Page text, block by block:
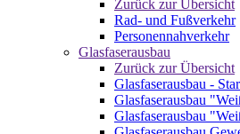
Zurück zur Übersicht
Rad- und Fußverkehr
Personennahverkehr
Glasfaserausbau
Zurück zur Übersicht
Glasfaserausbau -
Glasfaserausbau
Glasfaserausbau